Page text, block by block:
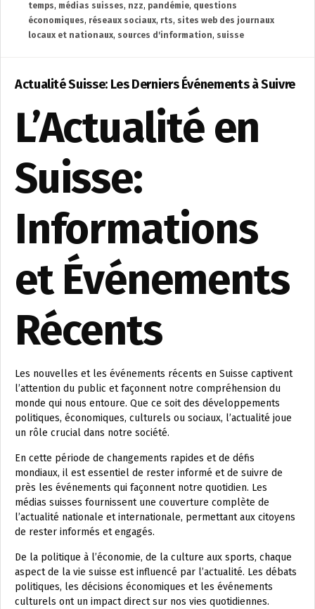
temps, médias suisses, nzz, pandémie, questions
économiques, réseaux sociaux, rts, sites web des journaux
locaux et nationaux, sources d'information, suisse
Actualité Suisse: Les Derniers Événements à Suivre
L’Actualité en
Suisse:
Informations
et Événements
Récents
Les nouvelles et les événements récents en Suisse captivent
l’attention du public et façonnent notre compréhension du
monde qui nous entoure. Que ce soit des développements
politiques, économiques, culturels ou sociaux, l’actualité joue
un rôle crucial dans notre société.
En cette période de changements rapides et de défis
mondiaux, il est essentiel de rester informé et de suivre de
près les événements qui façonnent notre quotidien. Les
médias suisses fournissent une couverture complète de
l’actualité nationale et internationale, permettant aux citoyens
de rester informés et engagés.
De la politique à l’économie, de la culture aux sports, chaque
aspect de la vie suisse est influencé par l’actualité. Les débats
politiques, les décisions économiques et les événements
culturels ont un impact direct sur nos vies quotidiennes.